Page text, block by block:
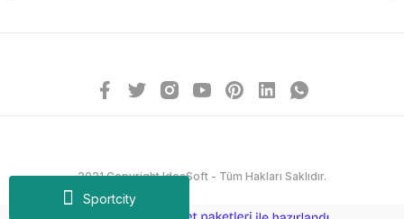
Sportcity
2021 Copyright IdeaSoft - Tüm Hakları Saklıdır.